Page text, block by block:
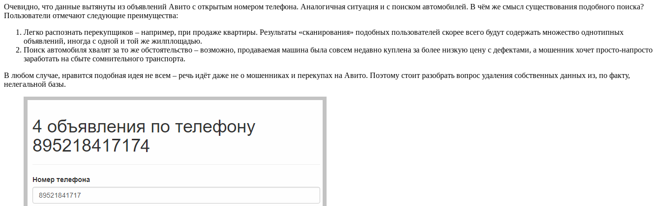
Очевидно, что данные вытянуты из объявлений Авито с открытым номером телефона. Аналогичная ситуация и с поиском автомобилей. В чём же смысл существования подобного поиска?
Пользователи отмечают следующие преимущества:
Легко распознать перекупщиков – например, при продаже квартиры. Результаты «сканирования» подобных пользователей скорее всего будут содержать множество однотипных
объявлений, иногда с одной и той же жилплощадью.
Поиск автомобиля хвалят за то же обстоятельство – возможно, продаваемая машина была совсем недавно куплена за более низкую цену с дефектами, а мошенник хочет просто-напросто
заработать на сбыте сомнительного транспорта.
В любом случае, нравится подобная идея не всем – речь идёт даже не о мошенниках и перекупах на Авито. Поэтому стоит разобрать вопрос удаления собственных данных из, по факту,
нелегальной базы.